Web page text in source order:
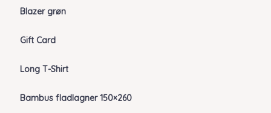
Blazer grøn
Gift Card
Long T-Shirt
Bambus fladlagner 150×260